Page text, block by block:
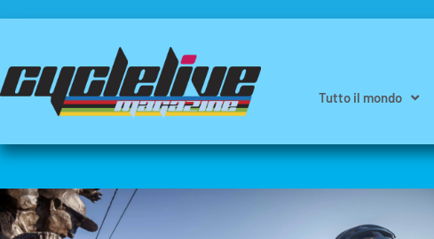
Tutto il mondo